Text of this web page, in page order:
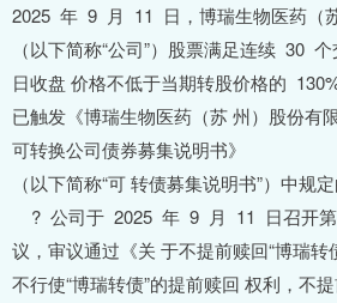
2025 年 9 月 11 日，博瑞生物医药（
（以下简称“公司”）股票满足连续 30
日收盘 价格不低于当期转股价格的
已触发《博瑞生物医药（苏 州）股份有
可转换公司债券募
（以下简称“可 转债募集说明书”）中规
? 公司于 2025 年 9 月 11 日召开第
议，审议通过《关 于不提前赎回“博瑞转
不行使“博瑞转债”的提前赎回 权利，不提